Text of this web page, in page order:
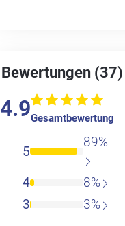
Bewertungen (37)
4.9Gesamtbewertung
5
89%
4
8%
3
3%